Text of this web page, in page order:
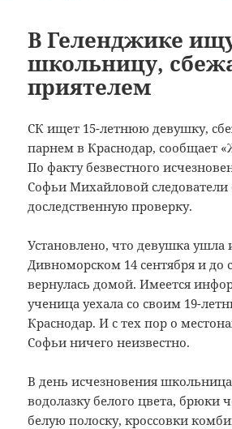
В Геленджике
школьницу,
приятелем
СК ищет 15-летнюю девушку,
парнем в Краснодар, сообщает
По факту безвестного
Софьи Михайловой следователи
доследственную проверку.
Установлено, что девушка ушла
Дивноморском 14 сентября и до
вернулась домой. Имеется
ученица уехала со своим 19-
Краснодар. И с тех пор о
Софьи ничего неизвестно.
В день исчезновения
водолазку белого цвета, брюки
белую полоску, кроссовки